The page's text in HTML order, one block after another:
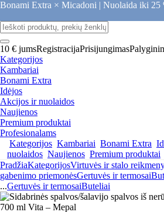
Bonami Extra × Micadoni | Nuolaida iki
10 € jumsRegistracijaPrisijungimas
Kategorijos
Kambariai
Bonami Extra
Idėjos
Akcijos ir nuolaidos
Naujienos
Premium produktai
Profesionalams
Kategorijos Kambariai Bonami Extra
nuolaidos Naujienos Premium produktai
PradžiaKategorijosVirtuvės ir stalo
gabenimo priemonėsGertuvės ir termosai
...Gertuvės ir termosaiButeliai